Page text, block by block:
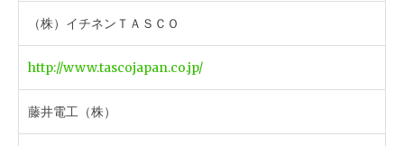
（株）イチネンＴＡＳＣＯ
http://www.tascojapan.co.jp/
藤井電工（株）